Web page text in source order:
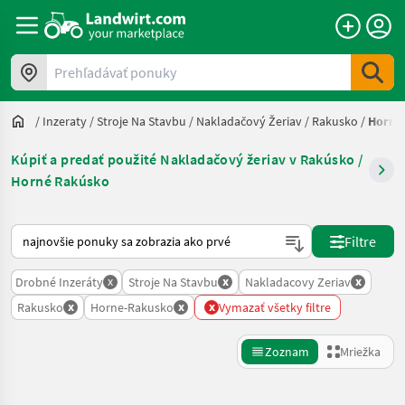
Prehľadávať ponuky
/ Inzeraty /Stroje Na Stavbu / Nakladačový Žeriav / Rakusko /
Kúpiť a predať použité Nakladačový žeriav v Rakúsko /
Horné Rakúsko
Takto sa vykonáva triedenie na Landwirt.com
Filtre
Drobné Inzeráty x Stroje Na Stavbu x Nakladacovy Zeriav x
Rakusko x Horne-Rakusko x x Vymazať všetky filtre
Zoznam Mriežka